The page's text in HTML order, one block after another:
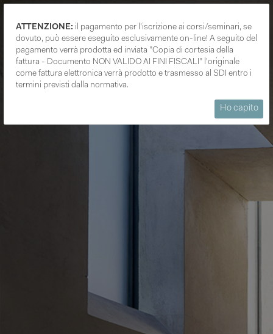
ATTENZIONE: il pagamento per l'iscrizione ai corsi/seminari, se
dovuto, può essere eseguito esclusivamente on-line! A seguito del
pagamento verrà prodotta ed inviata "Copia di cortesia della
fattura - Documento NON VALIDO AI FINI FISCALI" l'originale
come fattura elettronica verrà prodotto e trasmesso al SDI entro i
termini previsti dalla normativa.
Ho capito